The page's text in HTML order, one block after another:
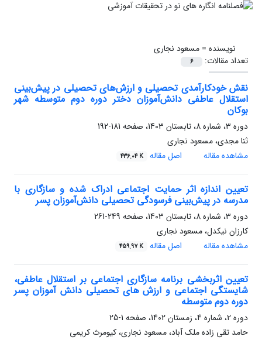
نویسنده =مسعود نجاری
تعداد مقالات:
6
نقش خودکارآمدی تحصیلی و ارزش‌های تحصیلی در پیش‌بینی
استقلال عاطفی دانش‌آموزان دختر دوره دوم متوسطه شهر
بوکان
دوره 3، شماره 8، تابستان 1403، صفحه
181-192
ثنا مجدی، مسعود نجاری
مشاهده مقاله
اصل مقاله 436.04 K
تعیین اندازه اثر حمایت اجتماعی ادراک شده و سازگاری با
مدرسه در پیش‌بینی فرسودگی تحصیلی دانش‌آموزان پسر
دوره 3، شماره 8، تابستان 1403، صفحه
249-261
کارزان نیکدل، مسعود نجاری
مشاهده مقاله
اصل مقاله 459.97 K
تعیین اثربخشی برنامه سازگاری اجتماعی بر استقلال عاطفی،
شایستگی اجتماعی و ارزش های تحصیلی دانش آموزان پسر
دوره دوم متوسطه
دوره 2، شماره 4، زمستان 1402، صفحه
1-25
حامد تقی زاده ملک آباد، مسعود نجاری، کیومرث کریمی